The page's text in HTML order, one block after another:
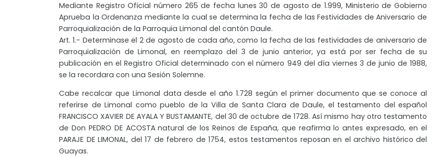
Mediante Registro Oficial número 265 de fecha lunes 30 de agosto de 1.999, Ministerio de Gobierno
Aprueba la Ordenanza mediante la cual se determina la fecha de las Festividades de Aniversario de
Parroquialización de la Parroquia Limonal del cantón Daule.
Art. 1.- Determinase el 2 de agosto de cada año, como la fecha de las festividades de aniversario de
Parroquialización de Limonal, en reemplazo del 3 de junio anterior, ya está por ser fecha de su
publicación en el Registro Oficial determinado con el número 949 del día viernes 3 de junio de 1988,
se la recordara con una Sesión Solemne.
Cabe recalcar que Limonal data desde el año 1.728 según el primer documento que se conoce al
referirse de Limonal como pueblo de la Villa de Santa Clara de Daule, el testamento del español
FRANCISCO XAVIER DE AYALA Y BUSTAMANTE, del 30 de octubre de 1728. Así mismo hay otro testamento
de Don PEDRO DE ACOSTA natural de los Reinos de España, que reafirma lo antes expresado, en el
PARAJE DE LIMONAL, del 17 de febrero de 1754, estos testamentos reposan en el archivo histórico del
Guayas.